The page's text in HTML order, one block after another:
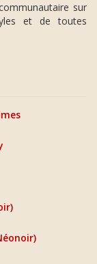
sur
et de toutes